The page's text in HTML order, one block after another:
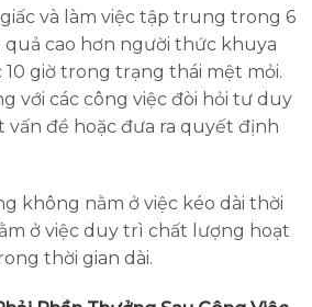
và làm việc tập trung trong 6
cao hơn người thức khuya
10 giờ trong trạng thái mệt mỏi.
với các công việc đòi hỏi tư duy
vấn đề hoặc đưa ra quyết định
không nằm ở việc kéo dài thời
ở việc duy trì chất lượng hoạt
thời gian dài.